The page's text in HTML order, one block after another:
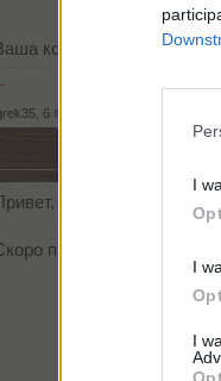
I
I
I
команда
6 Февраль 2026
фермеры!
пройдёт акция: